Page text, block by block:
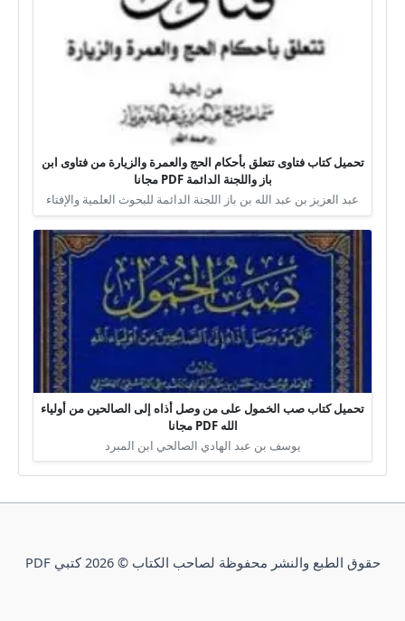
تحميل كتاب فتاوى تتعلق بأحكام الحج والعمرة والزيارة من فتاوى ابن
باز واللجنة الدائمة PDF مجانا
عبد العزيز بن عبد الله بن باز اللجنة الدائمة للبحوث العلمية والإفتاء
تحميل كتاب صب الخمول على من وصل أذاه إلى الصالحين من أولياء
الله PDF مجانا
يوسف بن عبد الهادي الصالحي ابن المبرد
حقوق الطبع والنشر محفوظة لصاحب الكتاب © 2026 كتبي PDF